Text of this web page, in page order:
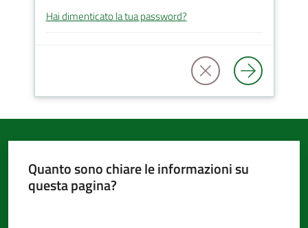
Amministrazione
argomenti...
Seguici
Hai dimenticato la tua password?
Quanto sono chiare le informazioni su
questa pagina?